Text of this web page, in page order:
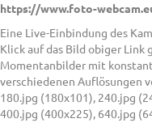
https://www.foto-
Eine Live-Einbindung des
Klick auf das Bild obiger
Momentanbilder mit
verschiedenen Auflösungen
180.jpg (180x101), 240.jpg
400.jpg (400x225), 640.jpg